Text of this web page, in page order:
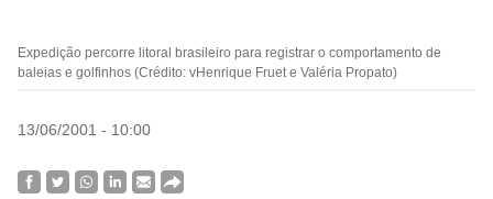
Expedição percorre litoral brasileiro para registrar o comportamento de
baleias e golfinhos (Crédito: vHenrique Fruet e Valéria Propato)
13/06/2001 - 10:00